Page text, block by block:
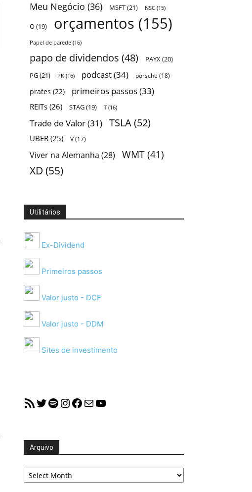
Meu Negócio (36) MSFT(21) NSC (15)
O(19) orçamentos (155)
Papel de parede (16)
papo de dividendos (48) PAYX(20)
PG(21) PK (16) podcast(34) porsche (18)
prates (22) primeiros passos(33)
REITs (26) STAG(19) T (16)
Trade de Valor(31) TSLA(52)
UBER (25) V(17)
Viver na Alemanha (28) WMT (41)
XD (55)
Utilitários
Ex-Dividend
Primeiros passos
Valor justo - DCF
Valor justo - DDM
Sites de investimento
RSS FeedTwitter
Spotify
Instagram
Facebook
MailYouTube
Arquivo
Arquivo